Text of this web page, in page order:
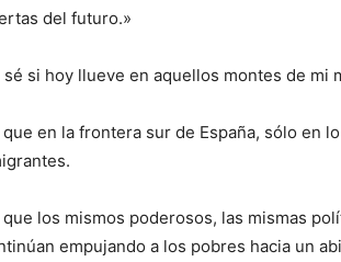
del futuro.»
sé si hoy llueve en aquellos montes de mi
que en la frontera sur de España, sólo en
que los mismos poderosos, las mismas
empujando a los pobres hacia un